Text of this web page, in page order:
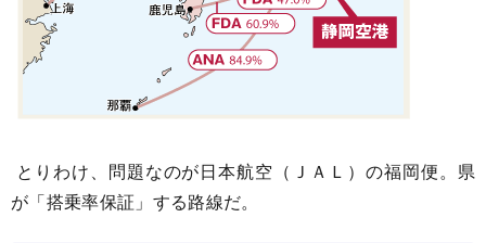
とりわけ、問題なのが日本航空（ＪＡＬ）の福岡便。県
が「搭乗率保証」する路線だ。